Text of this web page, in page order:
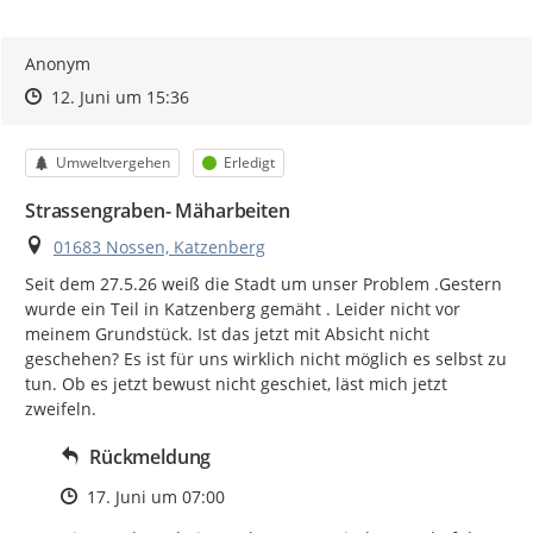
Anonym
Zeitpunkt des Erstellens
Zeitpunkt des Erstellens
12. Juni um 15:36Zur Äußerung
Kategorie
Umweltvergehen Status
Erledigt
Strassengraben- Mäharbeiten
Ort
01683 Nossen, Katzenberg
Seit dem 27.5.26 weiß die Stadt um unser Problem .Gestern
wurde ein Teil in Katzenberg gemäht . Leider nicht vor
meinem Grundstück. Ist das jetzt mit Absicht nicht
geschehen? Es ist für uns wirklich nicht möglich es selbst zu
tun. Ob es jetzt bewust nicht geschiet, läst mich jetzt
zweifeln.
Rückmeldung
Zeitpunkt des Erstellens
17. Juni um 07:00